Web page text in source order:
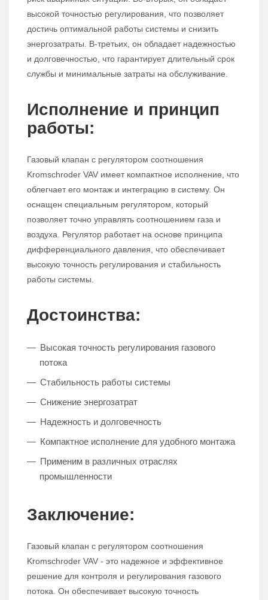
высокой точностью регулирования, что позволяет
достичь оптимальной работы системы и снизить
энергозатраты. В-третьих, он обладает надежностью
и долговечностью, что гарантирует длительный срок
службы и минимальные затраты на обслуживание.
Исполнение и принцип
работы:
Газовый клапан с регулятором соотношения
Kromschroder VAV имеет компактное исполнение, что
облегчает его монтаж и интеграцию в систему. Он
оснащен специальным регулятором, который
позволяет точно управлять соотношением газа и
воздуха. Регулятор работает на основе принципа
дифференциального давления, что обеспечивает
высокую точность регулирования и стабильность
работы системы.
Достоинства:
Высокая точность регулирования газового
потока
Стабильность работы системы
Снижение энергозатрат
Надежность и долговечность
Компактное исполнение для удобного монтажа
Применим в различных отраслях
промышленности
Заключение:
Газовый клапан с регулятором соотношения
Kromschroder VAV - это надежное и эффективное
решение для контроля и регулирования газового
потока. Он обеспечивает высокую точность